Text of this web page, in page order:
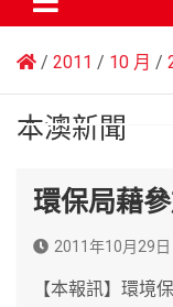
2011 10 月
本澳新聞
環保局藉
2011年10月29日
【本報訊】環境